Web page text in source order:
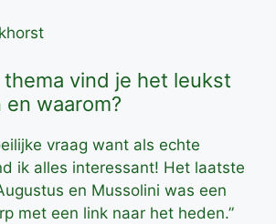
thema vind je het leukst
waarom?
vraag want als echte
ik alles interessant! Het laatste
en Mussolini was een
met een link naar het heden.”